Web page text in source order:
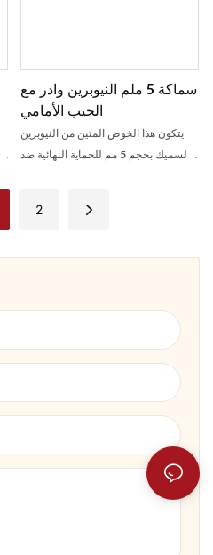
لتجار التجزئة الذين يسعون إلى تقديم
سماكة 5 ملم النيوبرين وادر مع
الجيب الأمامي
يتكون هذا الخوض المتين من النيوبرين
السميك بحجم 5 مم للحماية النهائية ضد
الصيد
2